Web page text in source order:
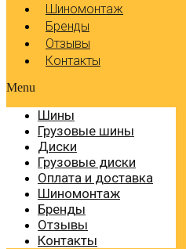
Шиномонтаж
Бренды
Отзывы
Контакты
Menu
Шины
Грузовые шины
Диски
Грузовые диски
Оплата и доставка
Шиномонтаж
Бренды
Отзывы
Контакты